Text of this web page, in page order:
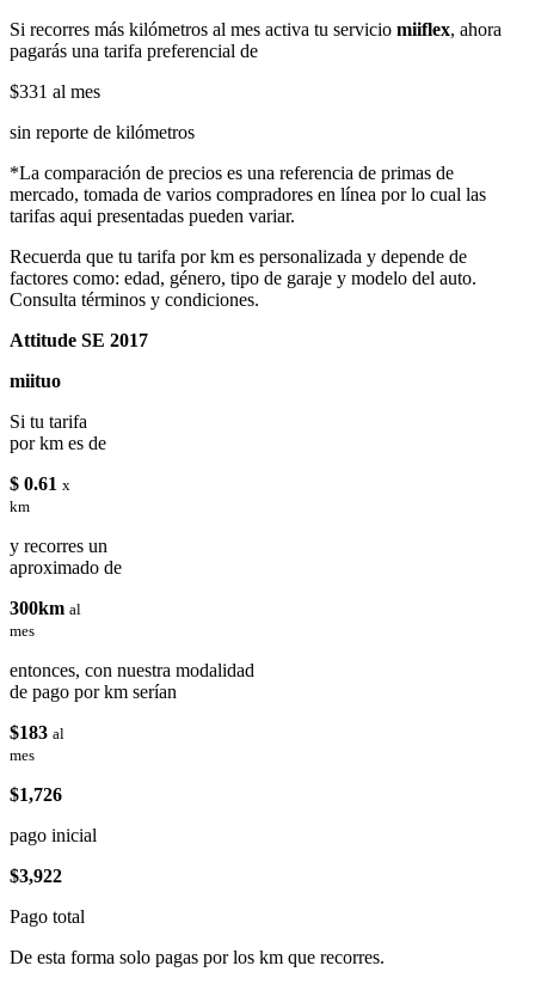
Si recorres más kilómetros al mes activa tu servicio miiflex, ahora
pagarás una tarifa preferencial de
$331 al mes
sin reporte de kilómetros
*La comparación de precios es una referencia de primas de
mercado, tomada de varios compradores en línea por lo cual las
tarifas aqui presentadas pueden variar.
Recuerda que tu tarifa por km es personalizada y depende de
factores como: edad, género, tipo de garaje y modelo del auto.
Consulta términos y condiciones.
Attitude SE 2017
miituo
Si tu tarifa
por km es de
$ 0.61 x
km
y recorres un
aproximado de
300km al
mes
entonces, con nuestra modalidad
de pago por km serían
$183 al
mes
$1,726
pago inicial
$3,922
Pago total
De esta forma solo pagas por los km que recorres.